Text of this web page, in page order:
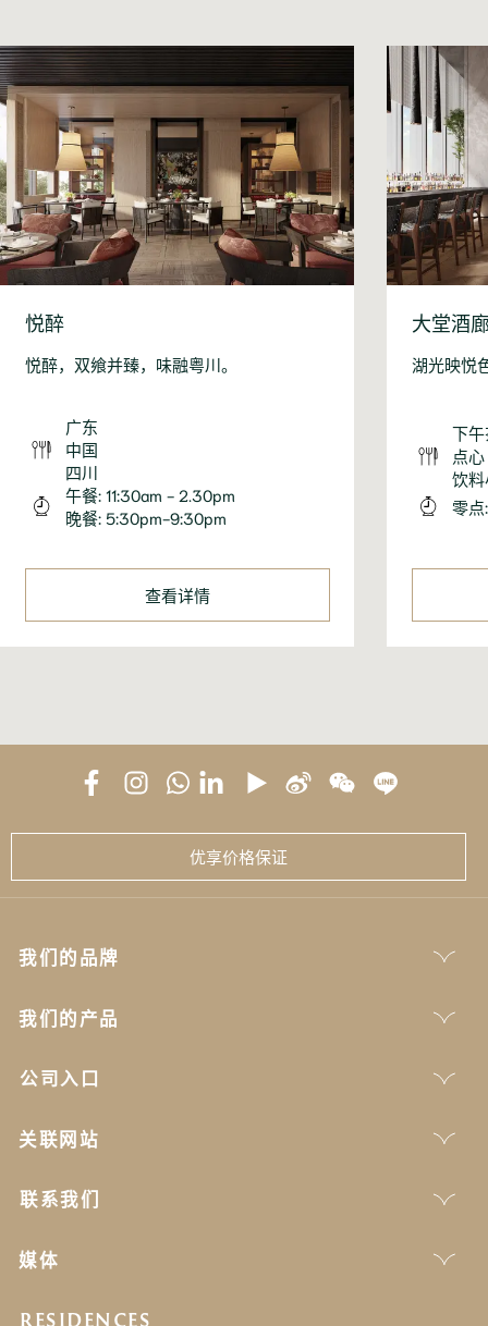
悦醉
悦醉，双飨并臻，味融粤川。
广东
中国
四川
午餐: 11:30am - 2.30pm
晚餐: 5:30pm-9:30pm
查看详情
大堂酒
湖光映悦
下
点心
饮
零点
优享价格保证
我们的品牌
我们的产品
公司入口
关联网站
联系我们
媒体
RESIDENCES